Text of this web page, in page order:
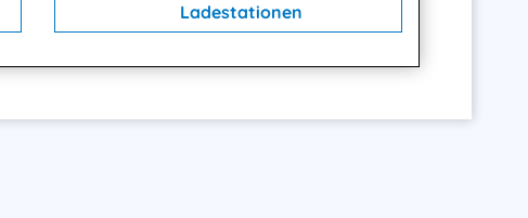
Ladestationen